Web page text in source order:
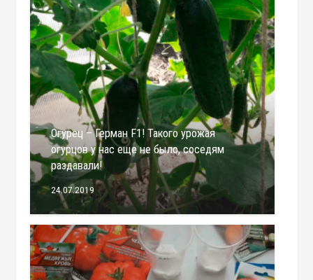
Огурец – Герман F1! Такого урожая
огурцов у нас еще не было, соседям
раздавали!
24.07.2019